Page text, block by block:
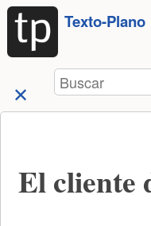
Saltar a
contenido
Texto-Plano
Buscar
El cliente